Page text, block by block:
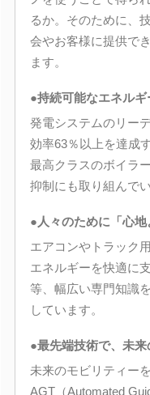
るか。そのために、
会やお客様に提供で
ます。
●持続可能なエネル
発電システムのリー
効率63％以上を達成
最高クラスのボイラ
抑制にも取り組んでい
●人々のために「心
エアコンやトラック
エネルギーを快適に
等、幅広い専門知識
しています。
●最先端技術で、未
未来のモビリティー
AGT（Automated